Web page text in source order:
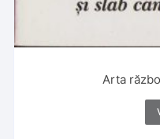
Arta